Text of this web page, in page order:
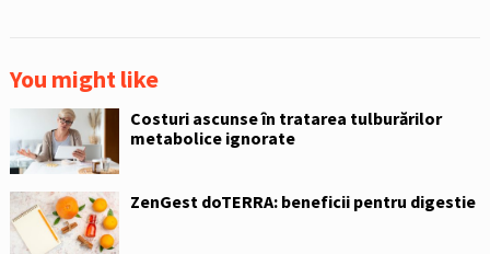
You might like
Costuri ascunse în tratarea tulburărilor
metabolice ignorate
ZenGest doTERRA: beneficii pentru digestie